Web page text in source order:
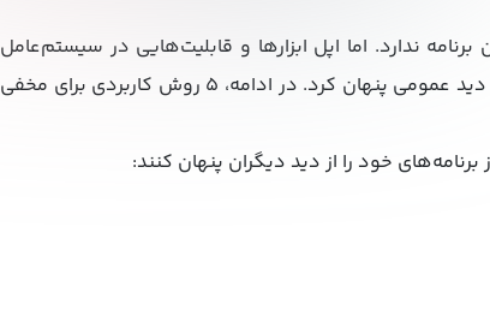
ندارد. اما اپل ابزارها و قابلیت‌هایی در سیستم‌عامل
iOS قرار داده که با استفاده هوشمندانه از آن‌ها می‌توان برنامه‌ها را از دید عمومی پنهان کرد. در ادامه، ۵ روش کاربردی برای مخفی
خود را از دید دیگران پنهان کنند: